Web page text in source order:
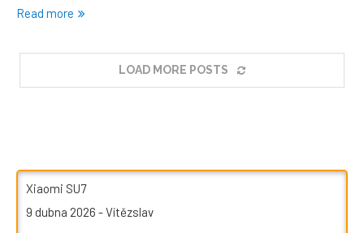
Read more
LOAD MORE POSTS
Xiaomi SU7
9 dubna 2026 -Vítězslav